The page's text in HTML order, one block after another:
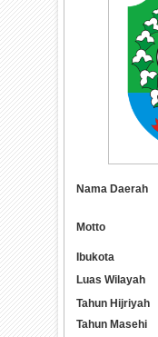
Nama Daerah
Motto
Ibukota
Luas Wilayah
Tahun Hijriyah
Tahun Masehi